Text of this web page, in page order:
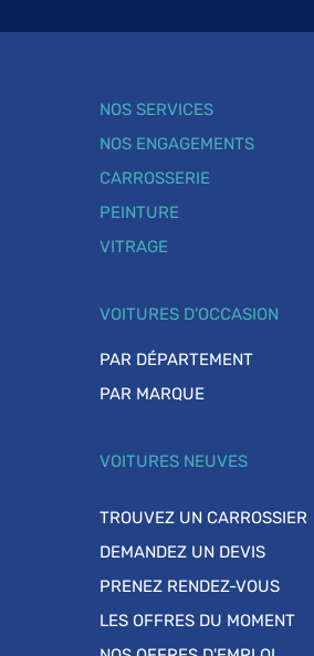
NOS SERVICES
NOS ENGAGEMENTS
CARROSSERIE
PEINTURE
VITRAGE
VOITURES D'OCCASION
PAR DÉPARTEMENT
PAR MARQUE
VOITURES NEUVES
TROUVEZ UN CARROSSIER
DEMANDEZ UN DEVIS
PRENEZ RENDEZ-VOUS
LES OFFRES DU MOMENT